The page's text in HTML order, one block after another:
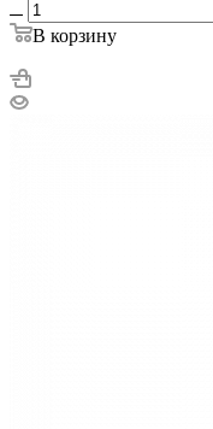
В корзину